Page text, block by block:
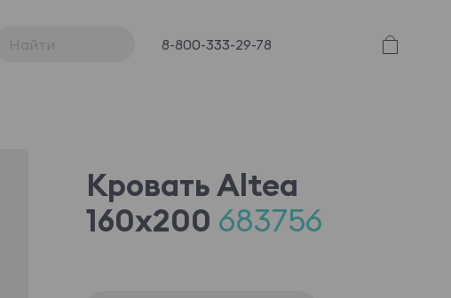
8-800-333-29-78
Кровать Altea
160x200 683756